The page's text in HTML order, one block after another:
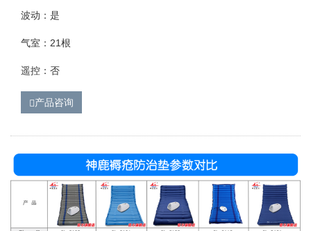
波动：是
气室：21根
遥控：否
产品咨询